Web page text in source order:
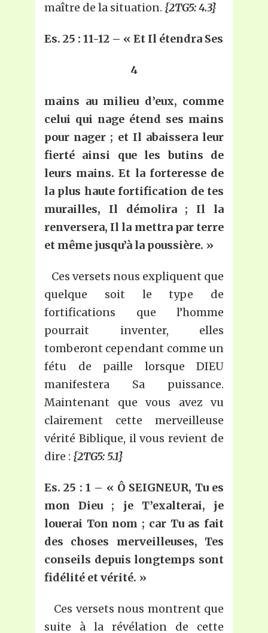
maître de la situation. {2TG5: 4.3}
Es. 25 : 11-12 – « Et Il étendra Ses
4
mains au milieu d’eux, comme
celui qui nage étend ses mains
pour nager ; et Il abaissera leur
fierté ainsi que les butins de
leurs mains. Et la forteresse de
la plus haute fortification de tes
murailles, Il démolira ; Il la
renversera, Il la mettra par terre
et même jusqu’à la poussière. »
Ces versets nous expliquent que
quelque soit le type de
fortifications que l’homme
pourrait inventer, elles
tomberont cependant comme un
fétu de paille lorsque DIEU
manifestera Sa puissance.
Maintenant que vous avez vu
clairement cette merveilleuse
vérité Biblique, il vous revient de
dire : {2TG5: 5.1}
Es. 25 : 1 – « Ô SEIGNEUR, Tu es
mon Dieu ; je T’exalterai, je
louerai Ton nom ; car Tu as fait
des choses merveilleuses, Tes
conseils depuis longtemps sont
fidélité et vérité. »
Ces versets nous montrent que
suite à la révélation de cette